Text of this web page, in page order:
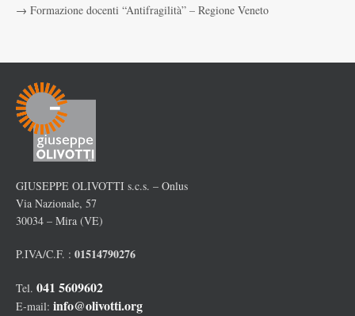
→ Formazione docenti “Antifragilità” – Regione Veneto
GIUSEPPE OLIVOTTI s.c.s. – Onlus
Via Nazionale, 57
30034 – Mira (VE)
P.IVA/C.F. : 01514790276
Tel. 041 5609602
E-mail: info@olivotti.org